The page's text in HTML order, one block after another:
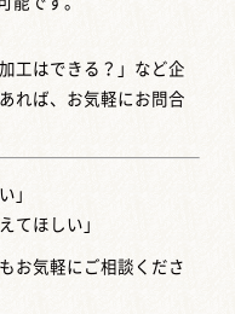
工はできる？」など企
れば、お気軽にお問合
」
てほしい」
お気軽にご相談くださ